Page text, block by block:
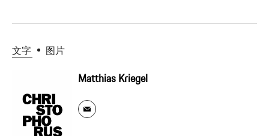
文字 图片
Matthias Kriegel